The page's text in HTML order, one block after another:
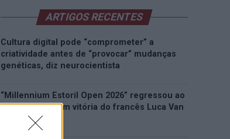
ARTIGOS RECENTES
Cultura digital pode “comprometer” a
criatividade antes de “provocar” mudanças
genéticas, diz neurocientista
“Millennium Estoril Open 2026” regressou ao
circuito ATP com vitória do francês Luca Van
Assche